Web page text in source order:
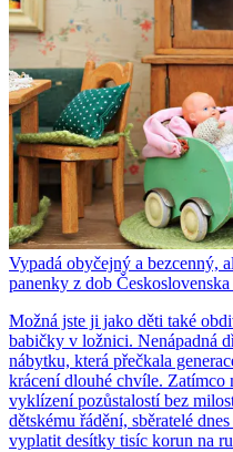
Vypadá obyčejný a bezcenný,
panenky z dob
Možná jste ji jako děti také
babičky v ložnici. Nenápadná
nábytku, která přečkala
krácení dlouhé chvíle. Zatímco
vyklízení pozůstalostí bez
dětskému řádění, sběratelé
vyplatit desítky tisíc korun na